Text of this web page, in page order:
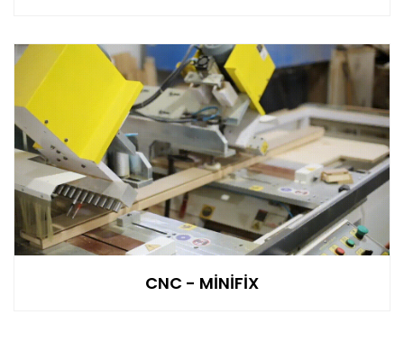
CNC - MİNİFİX